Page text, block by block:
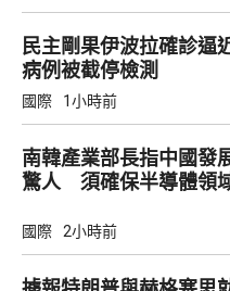
民主剛果伊波拉確診
病例被截停檢測
國際 1小時前
南韓產業部長指中國發
驚人 須確保半導體領
國際 2小時前